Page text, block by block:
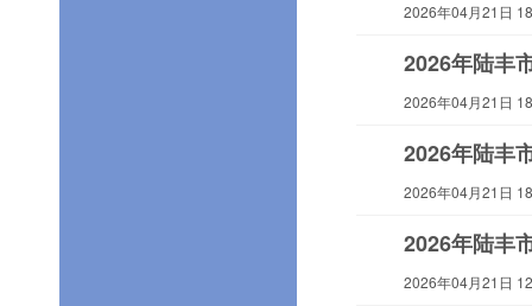
2026年04月21日
2026年陆丰
2026年04月21日
2026年陆丰
2026年04月21日
2026年陆丰
2026年04月21日